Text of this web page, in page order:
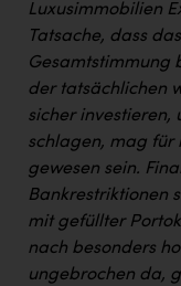
Luxusimmobilien
Tatsache, dass
Gesamtstimmung
der tatsächlichen
sicher investieren,
schlagen, mag für
gewesen sein.
Bankrestriktionen
mit gefüllter
nach besonders
ungebrochen da,